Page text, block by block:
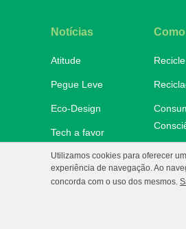
Notícias
Atitude
Pegue Leve
Eco-Design
Tech a favor
No Mundo
e-Ba!
Onde
Utilizamos cookies para oferecer
experiência de navegação. Ao
concorda com o uso dos mesmos.